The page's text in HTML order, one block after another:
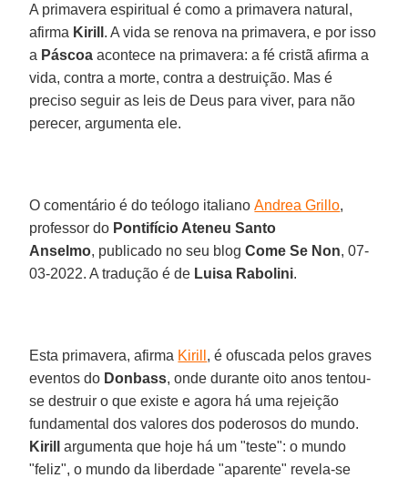
A primavera espiritual é como a primavera natural,
afirma Kirill . A vida se renova na primavera, e por isso
a Páscoa acontece na primavera: a fé cristã afirma a
vida, contra a morte, contra a destruição. Mas é
preciso seguir as leis de Deus para viver, para não
perecer, argumenta ele.
O comentário é do teólogo italianoAndrea Grillo,
professor do Pontifício Ateneu Santo
Anselmo, publicado no seu blogCome Se Non, 07-
03-2022. A tradução é de Luisa Rabolini.
Esta primavera, afirma Kirill , é ofuscada pelos graves
eventos do Donbass, onde durante oito anos tentou-
se destruir o que existe e agora há uma rejeição
fundamental dos valores dos poderosos do mundo.
Kirill
argumenta que hoje há um "teste": o mundo
"feliz", o mundo da liberdade "aparente" revela-se